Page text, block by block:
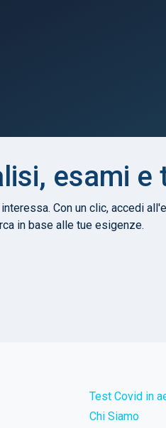
esami e
Con un clic, accedi
in base alle tue esigenze.
Test Covid in
Chi Siamo